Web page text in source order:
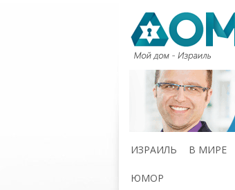
ИЗРАИЛЬ В МИРЕ
ЮМОР